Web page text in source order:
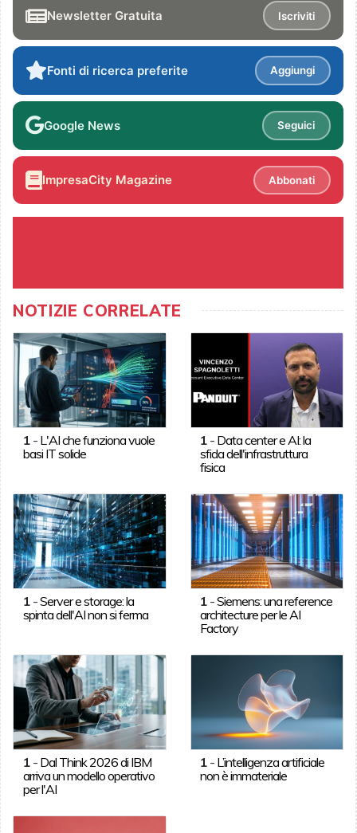
Newsletter Gratuita Iscriviti
Fonti di ricerca preferite Aggiungi
Google News Seguici
ImpresaCity Magazine Abbonati
NOTIZIE CORRELATE
1- L'AI che funziona vuole
basi IT solide
1 - Data center e AI: la
sfida dell'infrastruttura
fisica
1-Server e storage: la
spinta dell'AI non si ferma
1 -Siemens: una reference
architecture per le AI
Factory
1- Dal Think 2026 di IBM
arriva un modello operativo
per l'AI
1 - L’intelligenza artificiale
non è immateriale